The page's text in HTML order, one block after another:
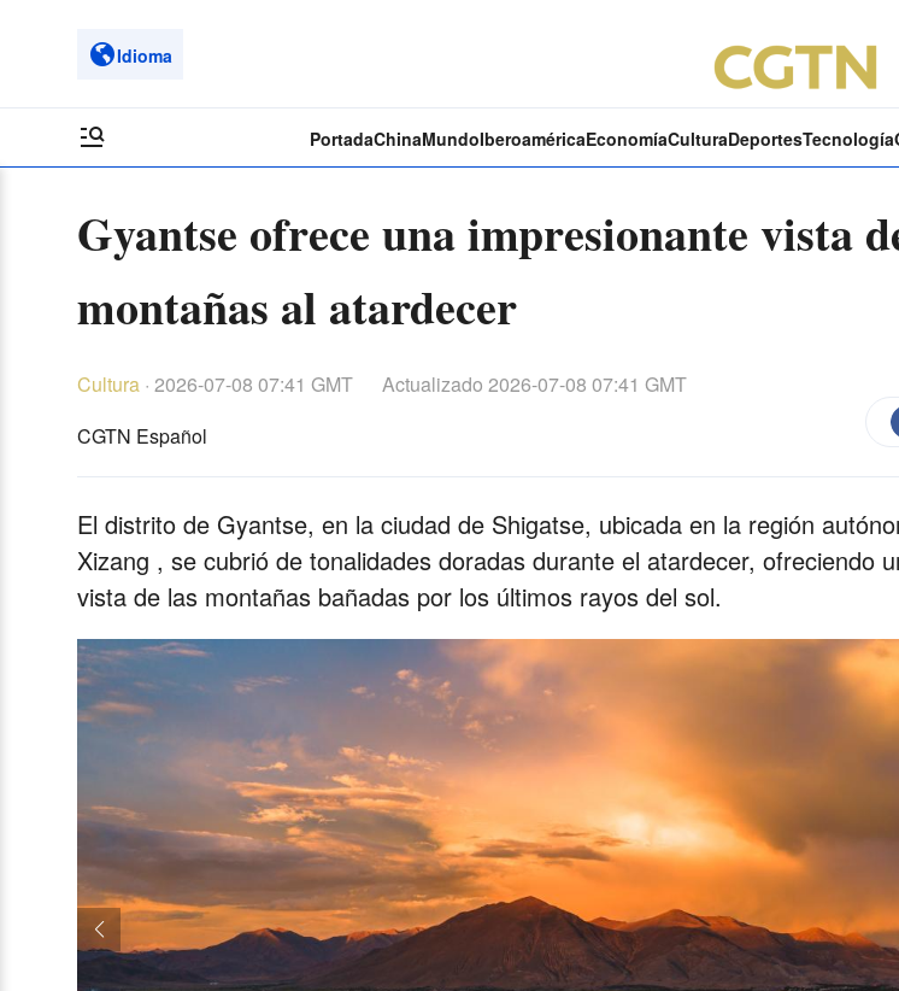
Idioma
PortadaChinaMundoIberoaméricaEconomíaCulturaDeportesTecnología
Gyantse ofrece una impresionante vista
montañas al atardecer
Cultura · 2026-07-08 07:41 GMT Actualizado 2026-07-08 07:41 GMT
CGTN Español
El distrito de Gyantse, en la ciudad de Shigatse, ubicada en la región
Xizang , se cubrió de tonalidades doradas durante el atardecer, ofreciendo
vista de las montañas bañadas por los últimos rayos del sol.